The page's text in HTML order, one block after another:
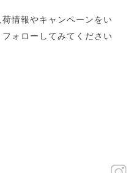
情報やキャンペーンをい
ォローしてみてください